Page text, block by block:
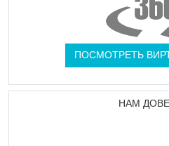
ПОСМОТРЕТЬ
НАМ